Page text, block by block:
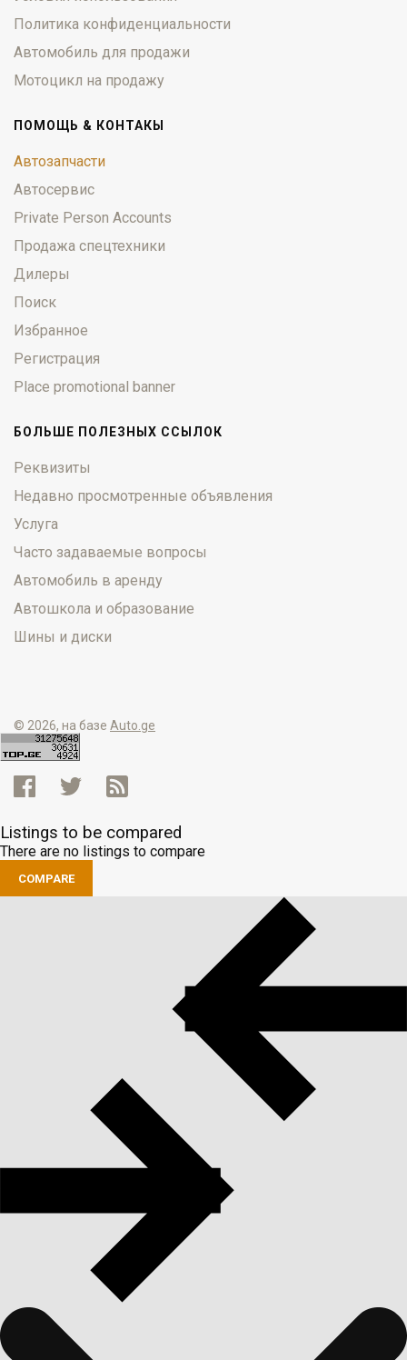
Политика конфиденциальности
Автомобиль для продажи
Мотоцикл на продажу
ПОМОЩЬ & КОНТАКЫ
Автозапчасти
Автосервис
Private Person Accounts
Продажа спецтехники
Дилеры
Поиск
Избранное
Регистрация
Place promotional banner
БОЛЬШЕ ПОЛЕЗНЫХ ССЫЛОК
Реквизиты
Недавно просмотренные объявления
Услуга
Часто задаваемые вопросы
Автомобиль в аренду
Автошкола и образование
Шины и диски
© 2026, на базе Auto.ge
Listings to be compared
There are no listings to compare
COMPARE